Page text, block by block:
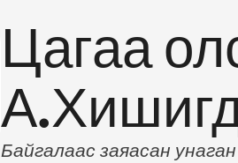
Цагаа
Байгалаас заяасан